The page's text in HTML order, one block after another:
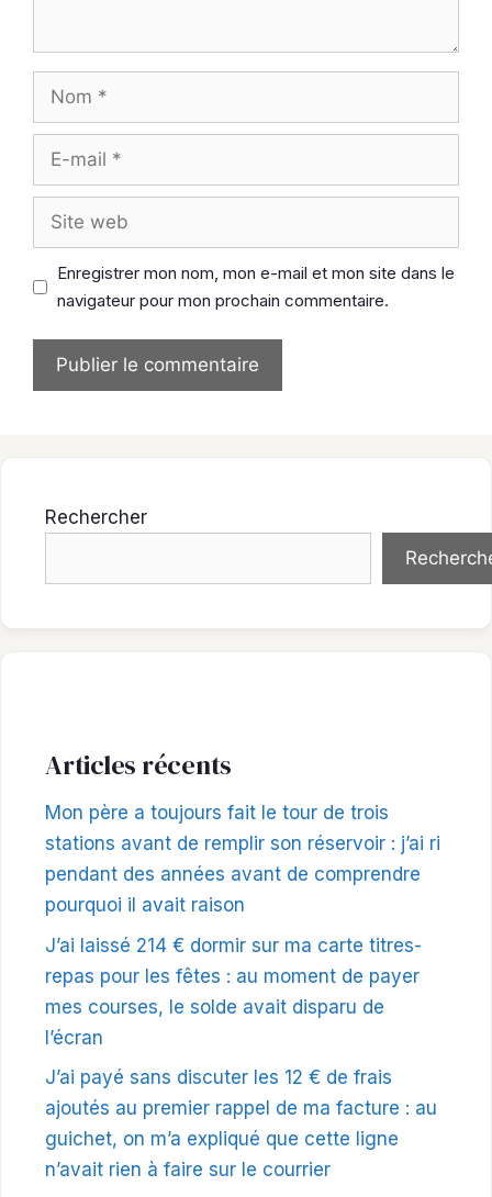
Nom
Site
web
Enregistrer mon nom, mon e-mail et mon site dans le
navigateur pour mon prochain commentaire.
Rechercher
Articles récents
Mon père a toujours fait le tour de trois
stations avant de remplir son réservoir : j’ai ri
pendant des années avant de comprendre
pourquoi il avait raison
J’ai laissé 214 € dormir sur ma carte titres-
repas pour les fêtes : au moment de payer
mes courses, le solde avait disparu de
l’écran
J’ai payé sans discuter les 12 € de frais
ajoutés au premier rappel de ma facture : au
guichet, on m’a expliqué que cette ligne
n’avait rien à faire sur le courrier